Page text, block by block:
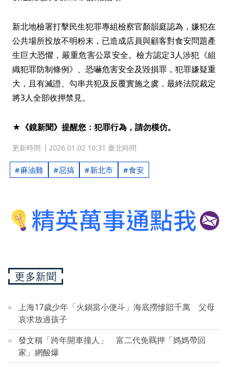
新北地檢署打擊民生犯罪專組檢察官顏韻庭認為，嫌犯在
公共場所投放不明粉末，已造成店員與顧客對食安問題產
生巨大恐懼，嚴重危害公眾安全。檢方認定3人涉犯《組
織犯罪防制條例》、恐嚇危害安全及毀損罪，犯罪嫌疑重
大，且有滅證、勾串共犯及反覆實施之虞，最終法院裁定
將3人全部收押禁見。
★《鏡新聞》提醒您：犯罪行為，請勿模仿。
更新時間 2026.01.02 10:31 臺北時間
麻油雞 惡搞 新北市 食安
更多新聞
上海17歲少年「火鍋當小便斗」海底撈慘賠千萬 父母
哀求放過孩子
發文稱「跨年開車撞人」 富二代免羈押「媽媽帶回
家」網酸爆